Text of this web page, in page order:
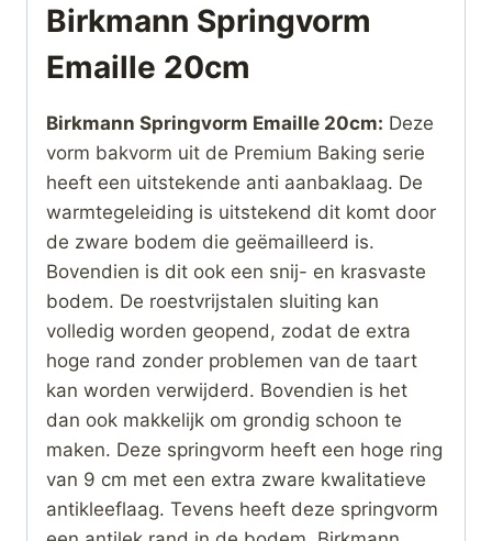
Birkmann Springvorm
Emaille 20cm
Birkmann Springvorm Emaille 20cm: Deze
vorm bakvorm uit de Premium Baking serie
heeft een uitstekende anti aanbaklaag. De
warmtegeleiding is uitstekend dit komt door
de zware bodem die geëmailleerd is.
Bovendien is dit ook een snij- en krasvaste
bodem. De roestvrijstalen sluiting kan
volledig worden geopend, zodat de extra
hoge rand zonder problemen van de taart
kan worden verwijderd. Bovendien is het
dan ook makkelijk om grondig schoon te
maken. Deze springvorm heeft een hoge ring
van 9 cm met een extra zware kwalitatieve
antikleeflaag. Tevens heeft deze springvorm